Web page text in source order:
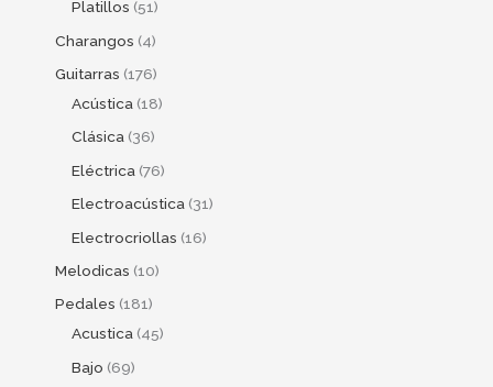
Platillos 51
Charangos 4
Guitarras 176
Acústica 18
Clásica 36
Eléctrica 76
Electroacústica 31
Electrocriollas 16
Melodicas 10
Pedales 181
Acustica 45
Bajo 69